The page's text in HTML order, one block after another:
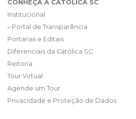
CONHEÇA A CATÓLICA SC
Institucional
– Portal de Transparência
Portarias e Editais
Diferenciais da Católica SC
Reitoria
Tour Virtual
Agende um Tour
Privacidade e Proteção de Dados